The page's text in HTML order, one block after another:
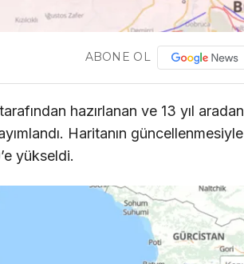
ABONE OL
hazırlanan ve 13 yıl aradan
Haritanın güncellenmesiyle
yükseldi.